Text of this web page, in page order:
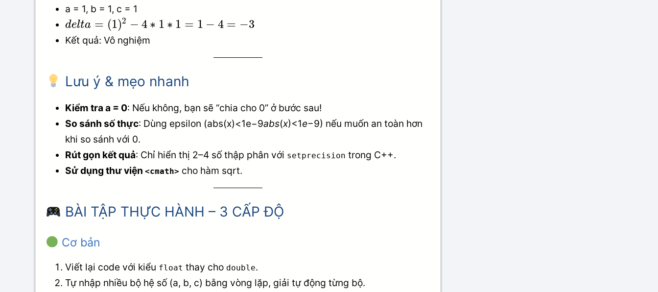
a = 1, b = 1, c = 1
delta = (1)2 − 4 ∗ 1 ∗ 1 = 1 − 4 = −3
Kết quả: Vô nghiệm
Lưu ý & mẹo nhanh
Kiểm tra a = 0: Nếu không, bạn sẽ “chia cho 0” ở bước sau!
So sánh số thực: Dùng epsilon (abs(x)<1e−9abs(x)<1e−9) nếu muốn an toàn hơn
khi so sánh với 0.
Rút gọn kết quả: Chỉ hiển thị 2–4 số thập phân với setprecision trong C++.
Sử dụng thư viện <cmath> cho hàm sqrt.
BÀI TẬP THỰC HÀNH – 3 CẤP ĐỘ
Cơ bản
Viết lại code với kiểu float thay cho double.
Tự nhập nhiều bộ hệ số (a, b, c) bằng vòng lặp, giải tự động từng bộ.